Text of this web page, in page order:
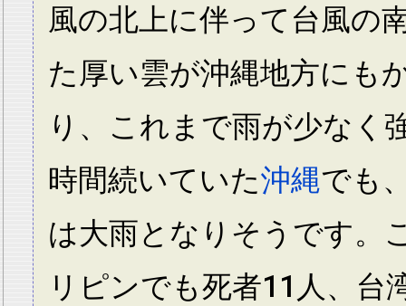
風の北上に伴って台風の
た厚い雲が沖縄地方にも
り、これまで雨が少なく
時間続いていた沖縄でも
は大雨となりそうです。
リピンでも死者11人、台